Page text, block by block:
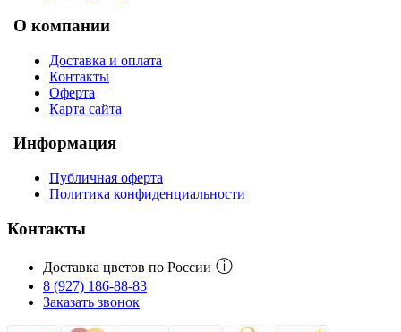
О компании
Доставка и оплата
Контакты
Оферта
Карта сайта
Информация
Публичная оферта
Политика конфиденциальности
Контакты
Доставка цветов по России ⓘ
8 (927) 186-88-83
Заказать звонок